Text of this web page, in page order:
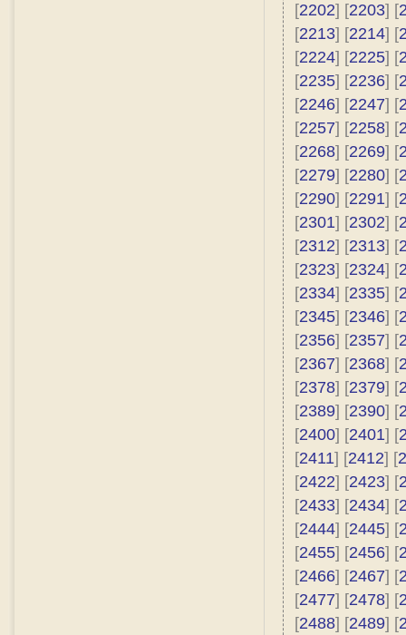
[2202] [2203] [
[2213] [2214] [
[2224] [2225] [
[2235] [2236] [
[2246] [2247] [
[2257] [2258] [
[2268] [2269] [
[2279] [2280] [
[2290] [2291] [
[2301] [2302] [
[2312] [2313] [
[2323] [2324] [
[2334] [2335] [
[2345] [2346] [
[2356] [2357] [
[2367] [2368] [
[2378] [2379] [
[2389] [2390] [
[2400] [2401] [
[2411] [2412] [
[2422] [2423] [
[2433] [2434] [
[2444] [2445] [
[2455] [2456] [
[2466] [2467] [
[2477] [2478] [
[2488] [2489] [